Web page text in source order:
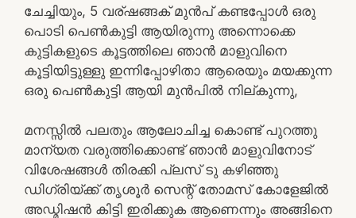
ചേച്ചിയും, 5 വര്ഷങ്ങക് മുൻപ് കണ്ടപ്പോൾ ഒരു
പൊടി പെൺകുട്ടി ആയിരുന്നു അന്നൊക്കെ
കുട്ടികളുടെ കൂട്ടത്തിലെ ഞാൻ മാളുവിനെ
കൂട്ടിയിട്ടുള്ളു ഇന്നിപ്പോഴിതാ ആരെയും മയക്കുന്ന
ഒരു പെൺകുട്ടി ആയി മുൻപിൽ നില്കുന്നു,
മനസ്സിൽ പലതും ആലോചിച്ച കൊണ്ട് പുറത്തു
മാന്യത വരുത്തിക്കൊണ്ട് ഞാൻ മാളുവിനോട്
വിശേഷങ്ങൾ തിരക്കി പ്ലസ് ടു കഴിഞ്ഞു
ഡിഗ്രിയ്ക്ക് തൃശൂർ സെന്റ് തോമസ് കോളേജിൽ
അഡ്മിഷൻ കിട്ടി ഇരിക്കുക ആണെന്നും അങ്ങിനെ